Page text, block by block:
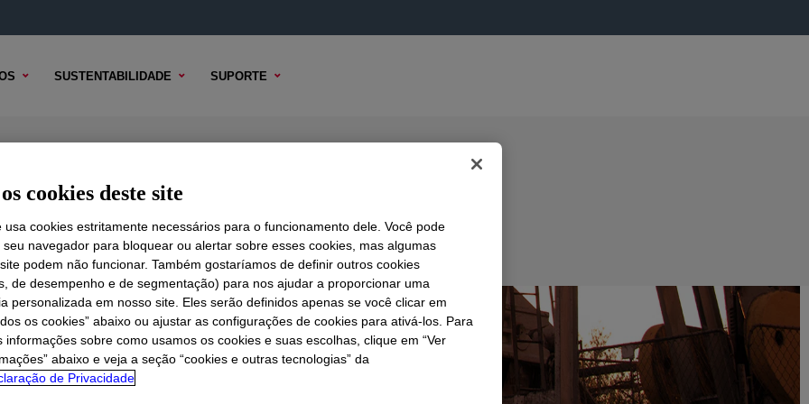
SUSTENTABILIDADE SUPORTE
Agent
TÉCNICO OPÇÕES DE AMOSTRA OPÇÕES DE COMPRA
cookies deste site
usa cookies estritamente necessários para o funcionamento dele. Você pode
navegador para bloquear ou alertar sobre esses cookies, mas algumas
podem não funcionar. Também gostaríamos de definir outros cookies
de desempenho e de segmentação) para nos ajudar a proporcionar uma
personalizada em nosso site. Eles serão definidos apenas se você clicar em
os cookies” abaixo ou ajustar as configurações de cookies para ativá-los. Para
informações sobre como usamos os cookies e suas escolhas, clique em “Ver
abaixo e veja a seção “cookies e outras tecnologias” da
de Privacidade